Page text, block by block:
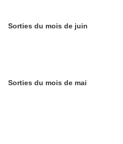
Sorties du mois de juin
Sorties du mois de mai